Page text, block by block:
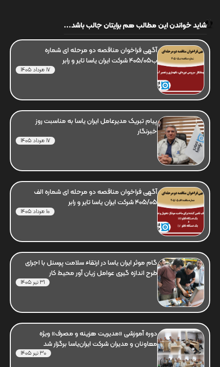
شاید خواندن این مطالب هم برایتان جالب باشد...
آگهی فراخوان مناقصه دو مرحله ای شماره
ب405/05 شرکت ایران یاسا تایر و رابر
17 مرداد 1405
پیام تبریک مدیرعامل ایران یاسا به مناسبت روز
خبرنگار
17 مرداد 1405
آگهی فراخوان مناقصه دو مرحله ای شماره الف
405/05 شرکت ایران یاسا تایر و رابر
10 مرداد 1405
گام موثر ایران یاسا در ارتقاء سلامت پرسنل با اجرای
طرح اندازه گیری عوامل زیان آور محیط کار
31 تیر 1405
دوره آموزشی «مدیریت هزینه و مصرف» ویژه
معاونان و مدیران شرکت ایران‌یاسا برگزار شد
30 تیر 1405